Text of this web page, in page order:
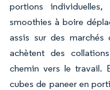
portions
smoothies à boire
assis sur des
achètent des
chemin vers le travail.
cubes de paneer en